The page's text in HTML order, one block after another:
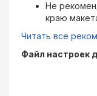
Не
краю
Читать все
Файл настроек